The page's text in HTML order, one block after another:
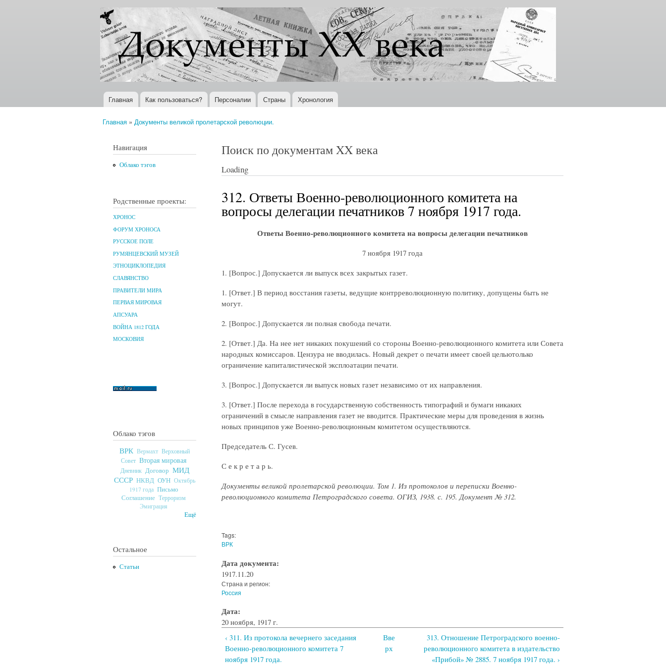
Перейти к
основному
содержанию
Документы
XX века
Всемирная
история в
Интернете
Главное меню
Главная Как пользоваться? Персоналии Страны Хронология
Главная » Документы великой пролетарской революции.
Навигация
Облако тэгов
Родственные проекты:
ХРОНОС
ФОРУМ ХРОНОСА
РУССКОЕ ПОЛЕ
РУМЯНЦЕВСКИЙ МУЗЕЙ
ЭТНОЦИКЛОПЕДИЯ
СЛАВЯНСТВО
ПРАВИТЕЛИ МИРА
ПЕРВАЯ МИРОВАЯ
АПСУАРА
ВОЙНА 1812 ГОДА
МОСКОВИЯ
Облако тэгов
ВРК Вермахт Верховный
Совет Вторая мировая
Дневник Договор МИД
СССР НКВД ОУН Октябрь
1917 года Письмо
Соглашение Терроризм
Эмиграция
Ещё
Остальное
Статьи
Поиск по документам XX века
Loading
312. Ответы Военно-революционного комитета на
вопросы делегации печатников 7 ноября 1917 года.
Ответы Военно-революционного комитета на вопросы делегации печатников
7 ноября 1917 года
1. [Вопрос.] Допускается ли выпуск всех закрытых газет.
1. [Ответ.] В период восстания газеты, ведущие контрреволюционную политику, допущены быть не
могут.
2. [Вопрос.] Допускается ли полная свобода печати.
2. [Ответ.] Да. На нее нет никаких покушений со стороны Военно-революционного комитета или Совета
народных комиссаров. Цензура не вводилась. Новый декрет о печати имеет своей цельютолько
ограничение капиталистической эксплоатации печати.
3. [Вопрос.] Допускается ли выпуск новых газет независимо от их направления.
3. [Ответ.] После перехода в государственную собственность типографий и бумаги никаких
ограничений в смысле направления газет не вводится. Практические меры для проведения в жизнь
новых принципов уже Военно-революционным комитетом осуществляются.
Председатель С. Гусев.
С е к р е т а р ь.
Документы великой пролетарской революции. Том 1. Из протоколов и переписки Военно-
революционного комитета Петроградского совета. ОГИЗ, 1938. с. 195. Документ № 312.
Tags:
ВРК
Дата документа:
1917.11.20
Страна и регион:
Россия
Дата:
20 ноября, 1917 г.
‹ 311. Из протокола вечернего заседания
Военно-революционного комитета 7
ноября 1917 года.
Вве
рх
313. Отношение Петроградского военно-
революционного комитета в издательство
«Прибой» № 2885. 7 ноября 1917 года. ›